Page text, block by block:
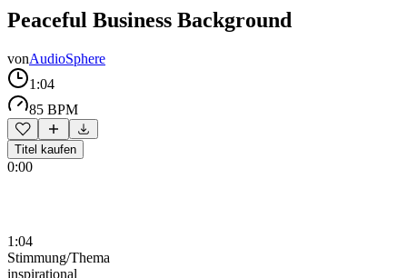
Peaceful Business Background
vonAudioSphere
1:04
85 BPM
Titel kaufen
0:00
1:04
Stimmung/Thema
inspirational